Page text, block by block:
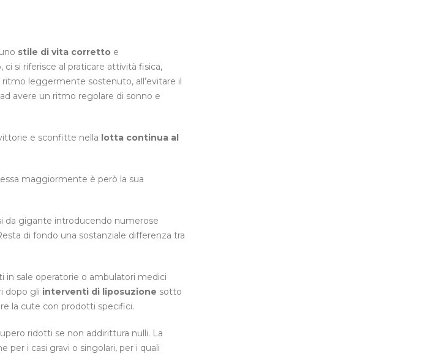
stile di vita corretto e
si riferisce al praticare attività fisica,
leggermente sostenuto, all’evitare il
avere un ritmo regolare di sonno e
e sconfitte nella lotta continua al
maggiormente è però la sua
da gigante introducendo numerose
di fondo una sostanziale differenza tra
in sale operatorie o ambulatori medici
dopo gli interventi di liposuzione sotto
la cute con prodotti specifici.
ridotti se non addirittura nulli. La
per i casi gravi o singolari, per i quali